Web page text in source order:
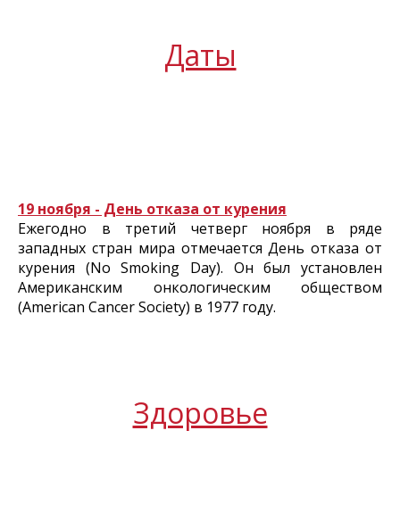
Даты
19 ноября - День отказа от курения
Ежегодно в третий четверг ноября в ряде
западных стран мира отмечается День отказа от
курения (No Smoking Day). Он был установлен
Американским онкологическим обществом
(American Cancer Society) в 1977 году.
Здоровье